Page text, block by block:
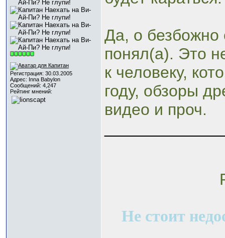
Регистрация: 30.03.2005
Адрес: Inna Babylon
Сообщений: 4,247
Рейтинг мнений:
Да, о безбожно
понял(а). Это
к человеку,
году, обзоры
видео и проч.
Не стоит